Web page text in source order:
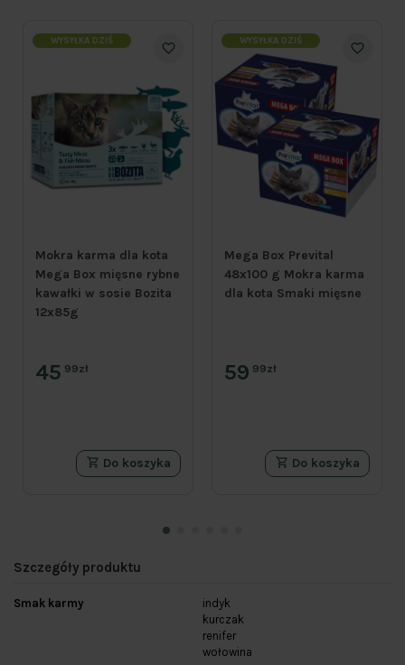
WYSYŁKA DZIŚ
Mokra karma dla kota
Mega Box mięsne rybne
kawałki w sosie Bozita
12x85g
45 99zł
Do koszyka
WYSYŁKA DZIŚ
Mega Box Prevital
48x100 g Mokra karma
dla kota Smaki mięsne
59 99zł
Do koszyka
Szczegóły produktu
Smak karmy
indyk
kurczak
renifer
wołowina